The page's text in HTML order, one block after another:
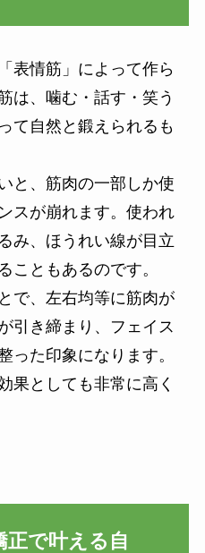
表情筋」によって作ら
は、噛む・話す・笑う
て自然と鍛えられるも
と、筋肉の一部しか使
スが崩れます。使われ
み、ほうれい線が目立
こともあるのです。
で、左右均等に筋肉が
引き締まり、フェイス
った印象になります。
果としても非常に高く
正で叶える自